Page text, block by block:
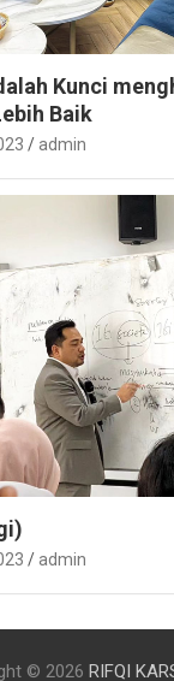
Kunci
Baik
admin
admin
© 2026 RIFQI